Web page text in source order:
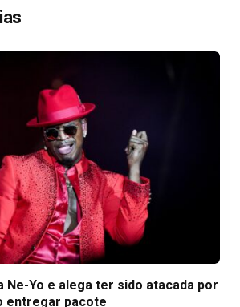
Ne-Yo e alega ter sido atacada por
entregar pacote